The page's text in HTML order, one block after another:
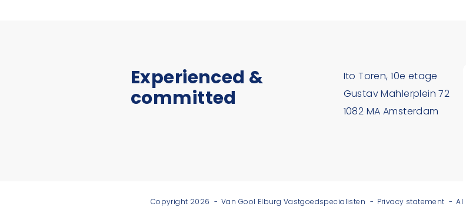
Experienced &
committed
Ito Toren, 10e etage
Gustav Mahlerplein 72
1082 MA Amsterdam
Copyright 2026 Van Gool Elburg Vastgoedspecialisten Privacy statement